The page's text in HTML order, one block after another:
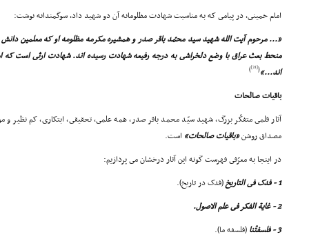
امام خمینى، در پیامى که به مناسبت شهادت مظلومانه آن دو شهید داد، سوگمندانه نوشت:
«... مرحوم آیت الله شهید سید محمّد باقر صدر و همشیره مکرمه مظلومه او که معلمین
منحط بعث عراق با وضع دلخراشى به درجه رفیعه شهادت رسیده اند. شهادت ارثى است که
اند...»(
[31]
)
باقیات صالحات
آثار قلمى متفکّر بزرگ، شهید سیّد محمد باقر صدر، همه علمى، تحقیقى، ابتکارى، کم نظیر و
مصداق روشن«باقیات صالحات» است.
در اینجا به معرّفى فهرست گونه این آثار درخشان مى پردازیم:
1 - فدک فى التاریخ
(فدک در تاریخ).
2 - غایة الفکر فى علم الاصول.
3 - فلسفتُنا
(فلسفه ما).